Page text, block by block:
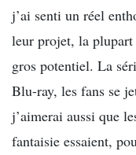
j’ai senti un réel
leur projet, la
gros potentiel. La
Blu-ray, les fans se
j’aimerai aussi que
fantaisie essaient,